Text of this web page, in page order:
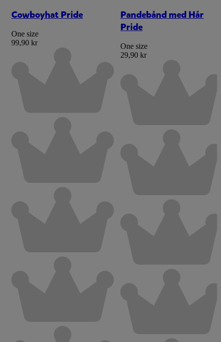
Cowboyhat Pride
One size
99,90 kr
Pandebånd med Hår
Pride
One size
29,90 kr